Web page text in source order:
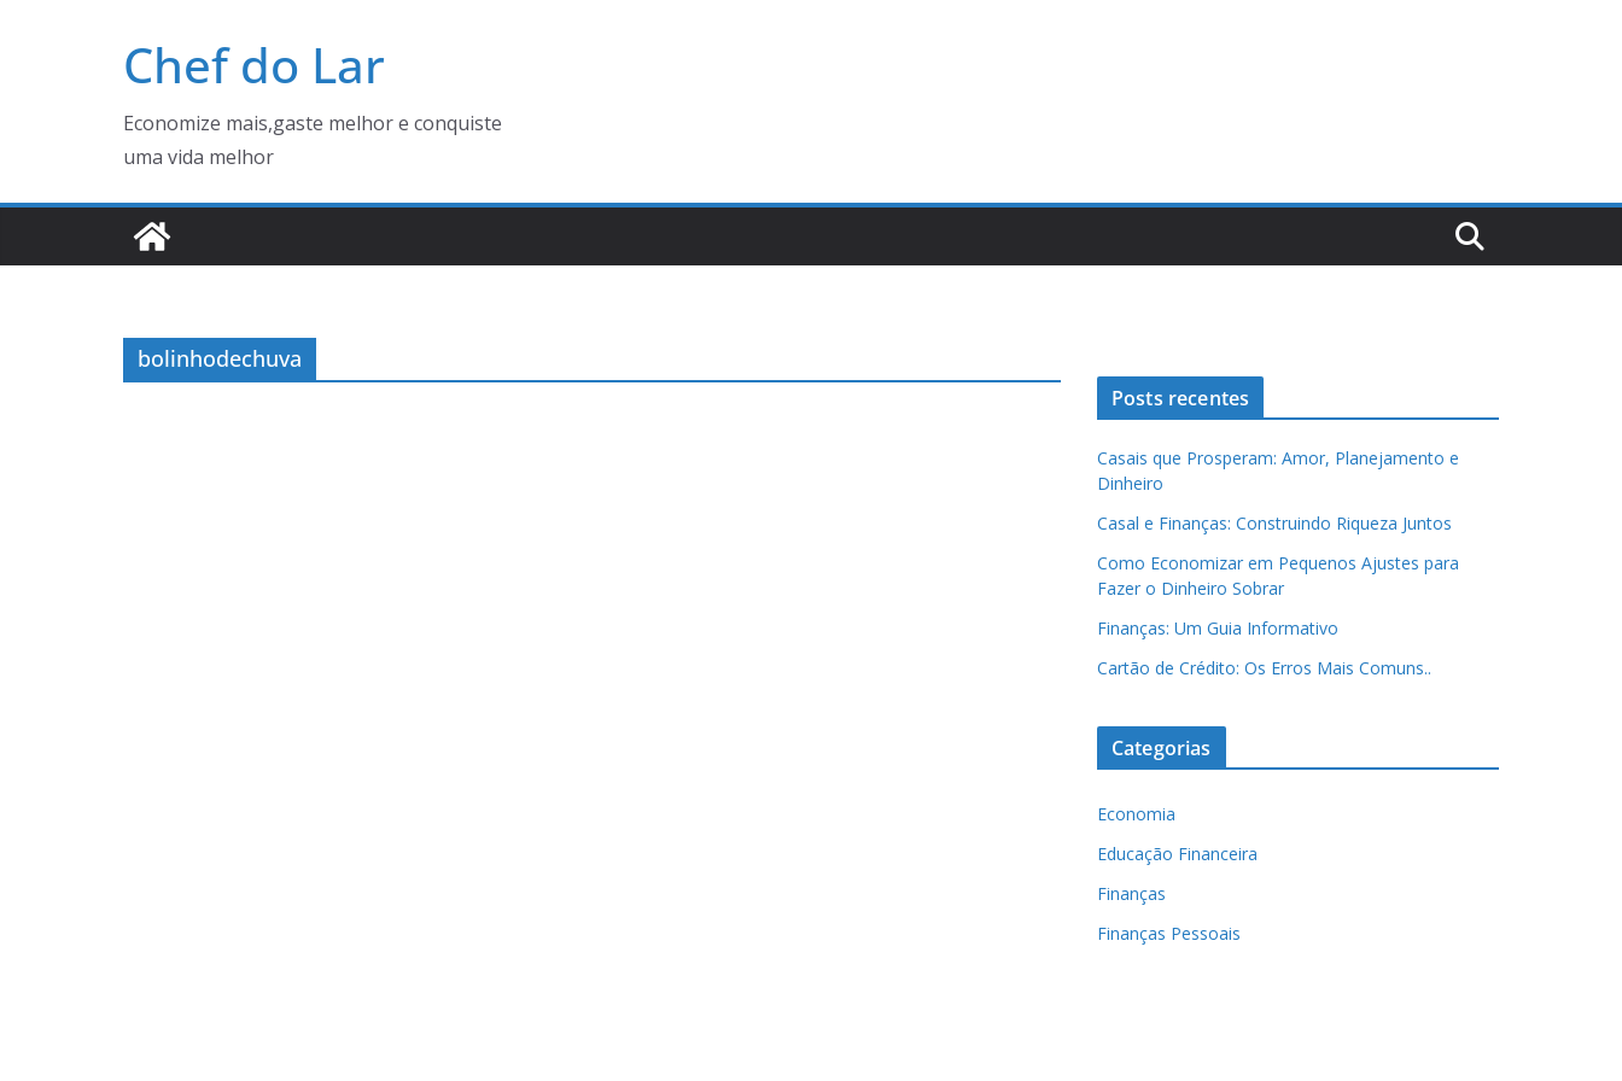
Chef do Lar
Economize mais,gaste melhor e conquiste
uma vida melhor
bolinhodechuva
Posts recentes
Casais que Prosperam: Amor, Planejamento e
Dinheiro
Casal e Finanças: Construindo Riqueza Juntos
Como Economizar em Pequenos Ajustes para
Fazer o Dinheiro Sobrar
Finanças: Um Guia Informativo
Cartão de Crédito: Os Erros Mais Comuns..
Categorias
Economia
Educação Financeira
Finanças
Finanças Pessoais